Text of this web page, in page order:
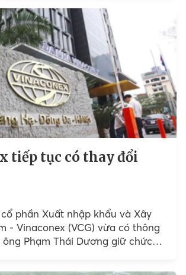
tiếp tục có thay đổi
phần Xuất nhập khẩu và Xây
- Vinaconex (VCG) vừa có thông
ông Phạm Thái Dương giữ chức